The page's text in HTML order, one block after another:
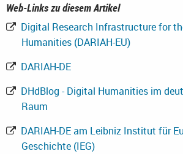
Web-Links zu diesem Artikel
Digital Research Infrastructure for
Humanities (DARIAH-EU)
DARIAH-DE
DHdBlog - Digital Humanities im
Raum
DARIAH-DE am Leibniz Institut für
Geschichte (IEG)